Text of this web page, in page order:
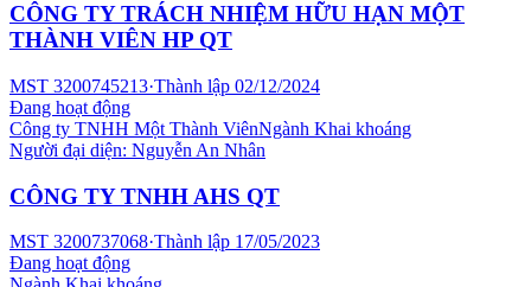
CÔNG TY TRÁCH NHIỆM HỮU HẠN MỘT
THÀNH VIÊN HP QT
MST 3200745213·Thành lập 02/12/2024
Đang hoạt động
Công ty TNHH Một Thành ViênNgành Khai khoáng
Người đại diện: Nguyễn An Nhân
CÔNG TY TNHH AHS QT
MST 3200737068·Thành lập 17/05/2023
Đang hoạt động